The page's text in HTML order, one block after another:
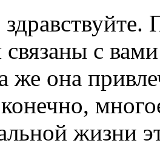
связаны с
же она
жизни